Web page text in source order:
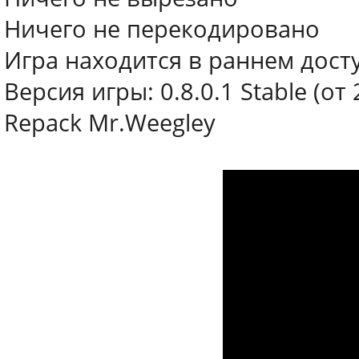
Ничего не перекодировано
Игра находится в раннем
Версия игры: 0.8.0.1 Stable (от
Repack Mr.Weegley